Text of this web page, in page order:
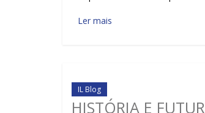
Ler mais
IL Blog
HISTÓRIA E